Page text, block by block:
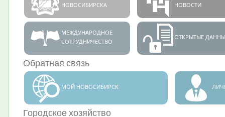
НОВОСИБИРСКА
НОВОСТИ
МЕЖДУНАРОДНОЕ
СОТРУДНИЧЕСТВО
ОТКРЫТЫЕ
Обратная связь
МОЙ НОВОСИБИРСК
Городское хозяйство